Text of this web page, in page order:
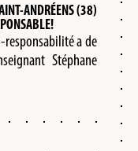
ANDRÉENS (38)
responsabilité a de
Stéphane